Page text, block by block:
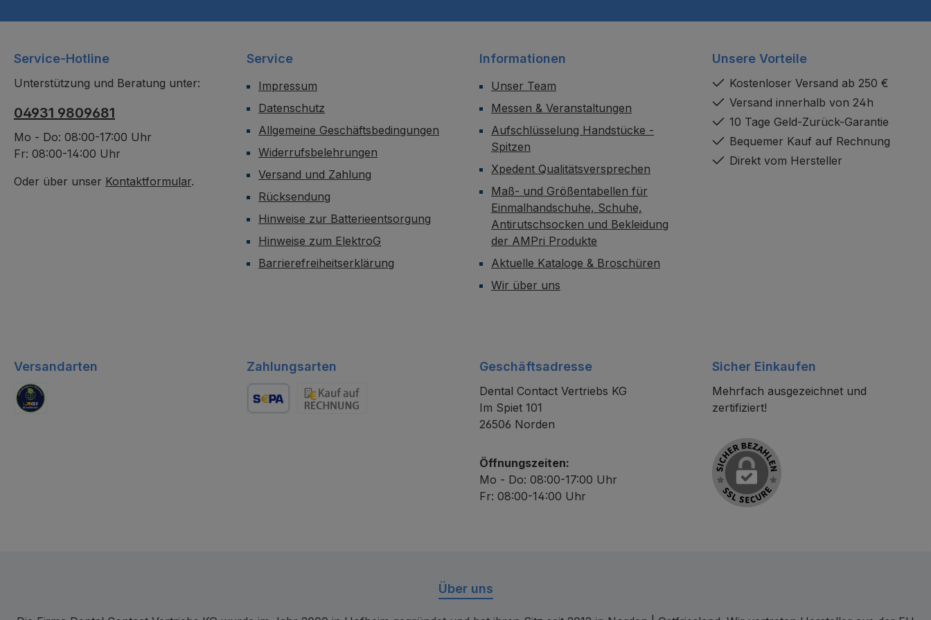
Service-Hotline
Unterstützung und Beratung unter:
04931 9809681
Mo - Do: 08:00-17:00 Uhr
Fr: 08:00-14:00 Uhr
Oder über unser Kontaktformular.
Service
Impressum
Datenschutz
Allgemeine Geschäftsbedingungen
Widerrufsbelehrungen
Versand und Zahlung
Rücksendung
Hinweise zur Batterieentsorgung
Hinweise zum ElektroG
Barrierefreiheitserklärung
Informationen
Unser Team
Messen & Veranstaltungen
Aufschlüsselung Handstücke -
Spitzen
Xpedent Qualitätsversprechen
Maß- und Größentabellen für
Einmalhandschuhe, Schuhe,
Antirutschsocken und Bekleidung
der AMPri Produkte
Aktuelle Kataloge & Broschüren
Wir über uns
Unsere Vorteile
Kostenloser Versand ab 250 €
Versand innerhalb von 24h
10 Tage Geld-Zurück-Garantie
Bequemer Kauf auf Rechnung
Direkt vom Hersteller
Versandarten Zahlungsarten Geschäftsadresse
Dental Contact Vertriebs KG
Im Spiet 101
26506 Norden
Öffnungszeiten:
Mo - Do: 08:00-17:00 Uhr
Fr: 08:00-14:00 Uhr
Sicher Einkaufen
Mehrfach ausgezeichnet und
zertifiziert!
Über uns